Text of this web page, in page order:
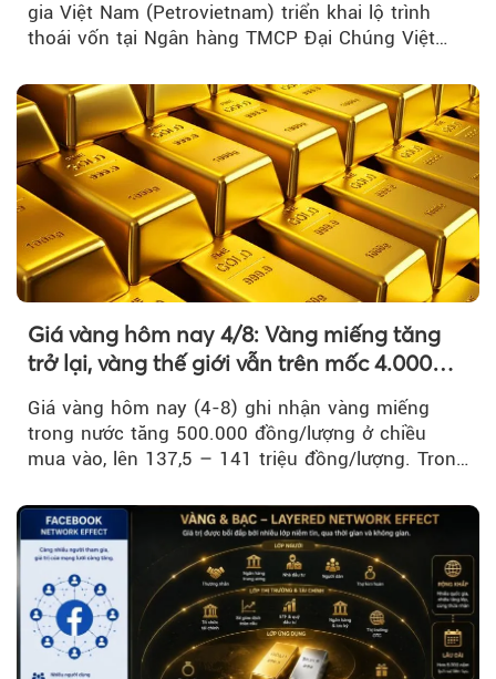
gia Việt Nam (Petrovietnam) triển khai lộ trình
thoái vốn tại Ngân hàng TMCP Đại Chúng Việt
Giá vàng hôm nay 4/8: Vàng miếng tăng
trở lại, vàng thế giới vẫn trên mốc 4.000
Giá vàng hôm nay (4-8) ghi nhận vàng miếng
trong nước tăng 500.000 đồng/lượng ở chiều
mua vào, lên 137,5 – 141 triệu đồng/lượng. Trong
trì trên ngưỡng 4.000 USD/ounce.